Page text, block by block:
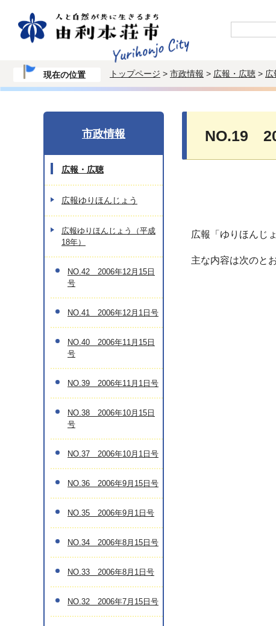
現在の位置 トップページ > 市政情報 > 広報・広聴 > 広
NO.19
広報「ゆりほんじ
主な内容は次のと
市政情報
広報・広聴
広報ゆりほんじょう
広報ゆりほんじょう（平成
18年）
NO.42 2006年12月15日
号
NO.41 2006年12月1日号
NO.40 2006年11月15日
号
NO.39 2006年11月1日号
NO.38 2006年10月15日
号
NO.37 2006年10月1日号
NO.36 2006年9月15日号
NO.35 2006年9月1日号
NO.34 2006年8月15日号
NO.33 2006年8月1日号
NO.32 2006年7月15日号